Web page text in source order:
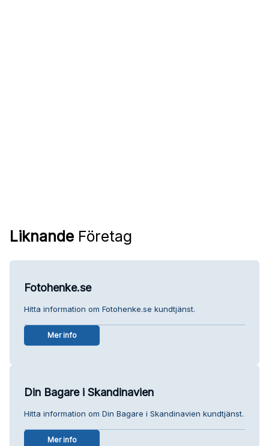
Liknande Företag
Fotohenke.se
Hitta information om Fotohenke.se kundtjänst.
Mer info
Din Bagare i Skandinavien
Hitta information om Din Bagare i Skandinavien kundtjänst.
Mer info